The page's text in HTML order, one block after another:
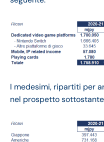
I medesimi, ripartiti per
nel prospetto